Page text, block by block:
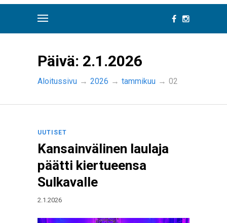
Päivä: 2.1.2026
Aloitussivu → 2026 → tammikuu → 02
UUTISET
Kansainvälinen laulaja
päätti kiertueensa
Sulkavalle
2.1.2026